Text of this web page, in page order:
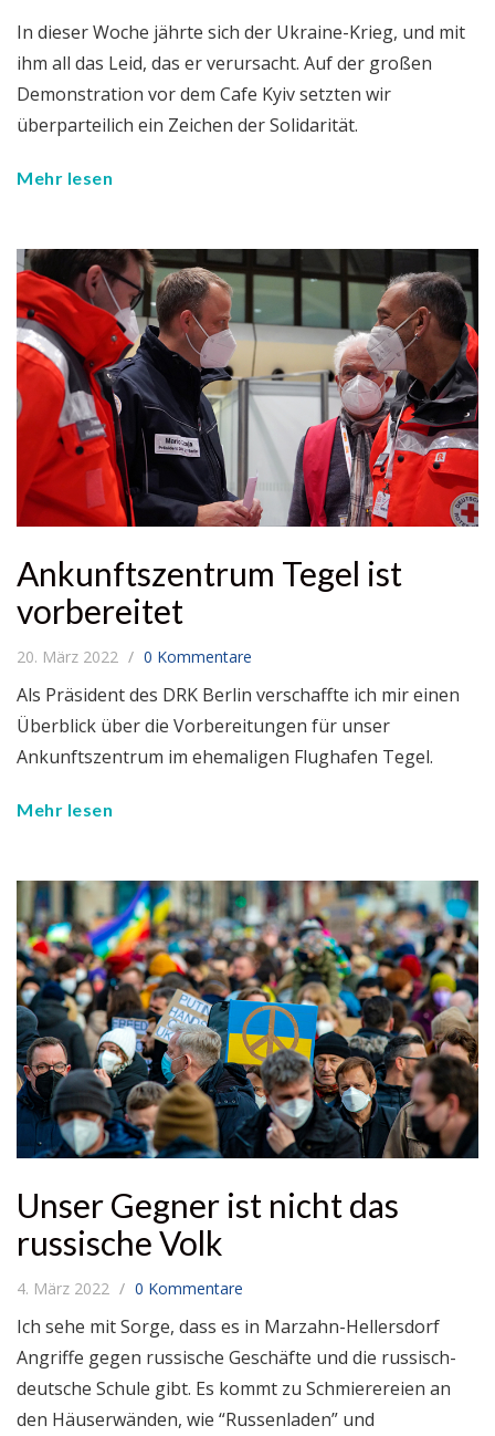
In dieser Woche jährte sich der Ukraine-Krieg, und mit
ihm all das Leid, das er verursacht. Auf der großen
Demonstration vor dem Cafe Kyiv setzten wir
überparteilich ein Zeichen der Solidarität.
Mehr lesen
Ankunftszentrum Tegel ist
vorbereitet
20. März 2022 0 Kommentare
Als Präsident des DRK Berlin verschaffte ich mir einen
Überblick über die Vorbereitungen für unser
Ankunftszentrum im ehemaligen Flughafen Tegel.
Mehr lesen
Unser Gegner ist nicht das
russische Volk
4. März 2022 0 Kommentare
Ich sehe mit Sorge, dass es in Marzahn-Hellersdorf
Angriffe gegen russische Geschäfte und die russisch-
deutsche Schule gibt. Es kommt zu Schmierereien an
den Häuserwänden, wie “Russenladen” und